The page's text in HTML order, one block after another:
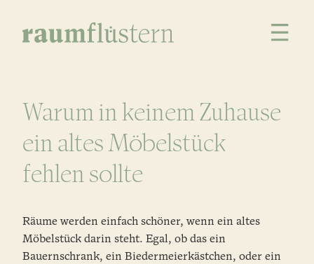
Warum in keinem Zuhause
ein altes Möbelstück
fehlen sollte
Räume werden einfach schöner, wenn ein altes
Möbelstück darin steht. Egal, ob das ein
Bauernschrank, ein Biedermeierkästchen, oder ein